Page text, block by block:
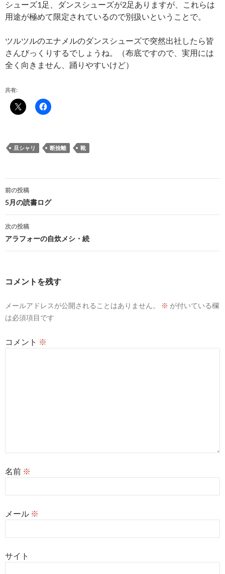
シューズ1足、ダンスシューズが2足ありますが、これらは
用途が極めて限定されているので別扱いということで。
ツルツルのエナメルのダンスシューズで突然出社したら皆
さんびっくりするでしょうね。（布底ですので、実用には
全く向きません、踊りやすいけど）
共有:
旦シャリ 断捨離 靴
投
稿
ナ
ビ
ゲ
ョ
前の投稿
5月の読書ログ
次の投稿
アラフォーの自炊メシ・続
コメントを残す
メールアドレスが公開されることはありません。 ※ が付いている欄
は必須項目です
コメント ※
名前 ※
メール ※
サイト